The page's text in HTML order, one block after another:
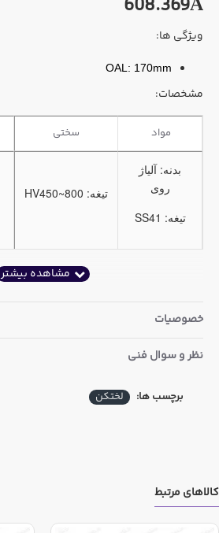
608.369A
ویژگی ها:
OAL: 170mm
مشخصات:
مواد سختی
بدنه: آلیاژ
روی
تیغه: SS41
تیغه: HV450~800
خصوصیات
نظر و سوال فنی
برچسب ها: لختکن
کالاهای مرتبط